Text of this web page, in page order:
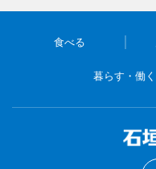
食べる
暮らす・働く